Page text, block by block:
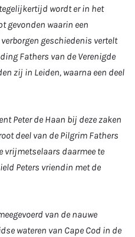
wordt er in het
gevonden waarin een
geschiedenis vertelt
Fathers van de Verenigde
zij in Leiden, waarna een deel
Peter de Haan bij deze zaken
deel van de Pilgrim Fathers
vrijmetselaars daarmee te
Peters vriendin met de
van de nauwe
wateren van Cape Cod in de